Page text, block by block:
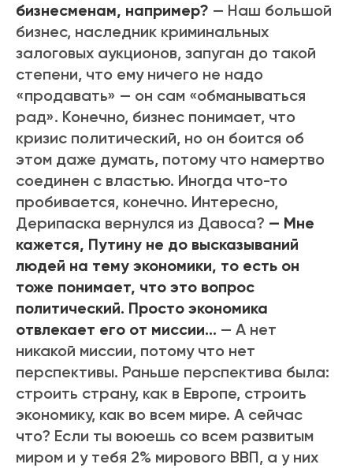
бизнесменам, например? — Наш большой
бизнес, наследник криминальных
залоговых аукционов, запуган до такой
степени, что ему ничего не надо
«продавать» — он сам «обманываться
рад». Конечно, бизнес понимает, что
кризис политический, но он боится об
этом даже думать, потому что намертво
соединен с властью. Иногда что-то
пробивается, конечно. Интересно,
Дерипаска вернулся из Давоса? — Мне
кажется, Путину не до высказываний
людей на тему экономики, то есть он
тоже понимает, что это вопрос
политический. Просто экономика
отвлекает его от миссии… — А нет
никакой миссии, потому что нет
перспективы. Раньше перспектива была:
строить страну, как в Европе, строить
экономику, как во всем мире. А сейчас
что? Если ты воюешь со всем развитым
миром и у тебя 2% мирового ВВП, а у них